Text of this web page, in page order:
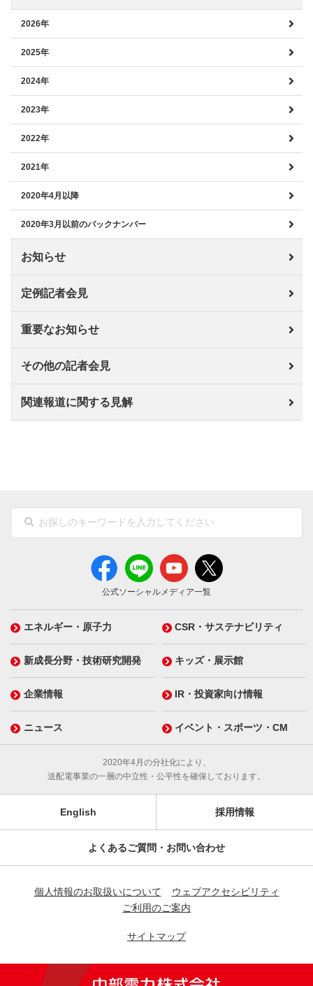
2026年
2025年
2024年
2023年
2022年
2021年
2020年4月以降
2020年3月以前のバックナンバー
お知らせ
定例記者会見
重要なお知らせ
その他の記者会見
関連報道に関する見解
公式ソーシャルメディア一覧
エネルギー・原子力 CSR・サステナビリティ
新成長分野・技術研究開発 キッズ・展示館
企業情報 IR・投資家向け情報
ニュース イベント・スポーツ・CM
2020年4月の分社化により、
送配電事業の一層の中立性・公平性を確保しております。
English 採用情報
よくあるご質問・お問い合わせ
個人情報のお取扱いについて
ウェブアクセシビリティ
ご利用のご案内
サイトマップ